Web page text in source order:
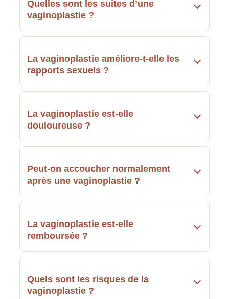
Quelles sont les suites d’une
vaginoplastie ?
La vaginoplastie améliore-t-elle les
rapports sexuels ?
La vaginoplastie est-elle
douloureuse ?
Peut-on accoucher normalement
après une vaginoplastie ?
La vaginoplastie est-elle
remboursée ?
Quels sont les risques de la
vaginoplastie ?